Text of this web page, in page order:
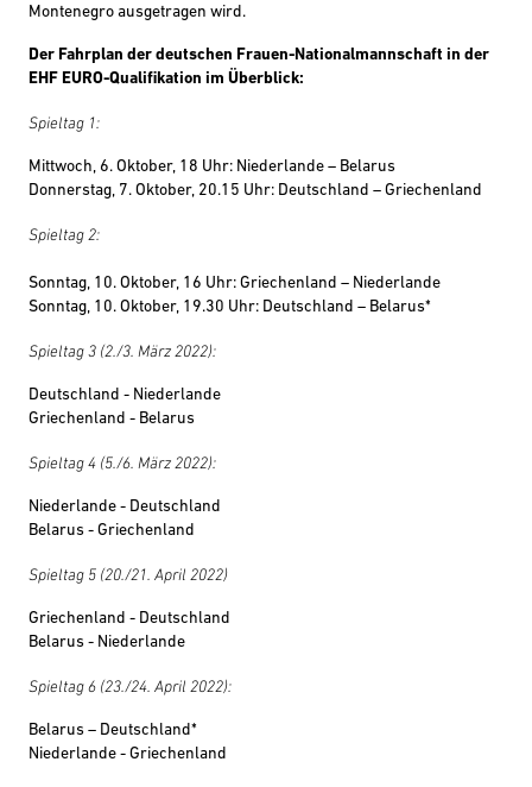
Montenegro ausgetragen wird.
Der Fahrplan der deutschen Frauen-Nationalmannschaft in der
EHF EURO-Qualifikation im Überblick:
Spieltag 1:
Mittwoch, 6. Oktober, 18 Uhr: Niederlande – Belarus
Donnerstag, 7. Oktober, 20.15 Uhr: Deutschland – Griechenland
Spieltag 2:
Sonntag, 10. Oktober, 16 Uhr: Griechenland – Niederlande
Sonntag, 10. Oktober, 19.30 Uhr: Deutschland – Belarus*
Spieltag 3 (2./3. März 2022):
Deutschland - Niederlande
Griechenland - Belarus
Spieltag 4 (5./6. März 2022):
Niederlande - Deutschland
Belarus - Griechenland
Spieltag 5 (20./21. April 2022)
Griechenland - Deutschland
Belarus - Niederlande
Spieltag 6 (23./24. April 2022):
Belarus – Deutschland*
Niederlande - Griechenland